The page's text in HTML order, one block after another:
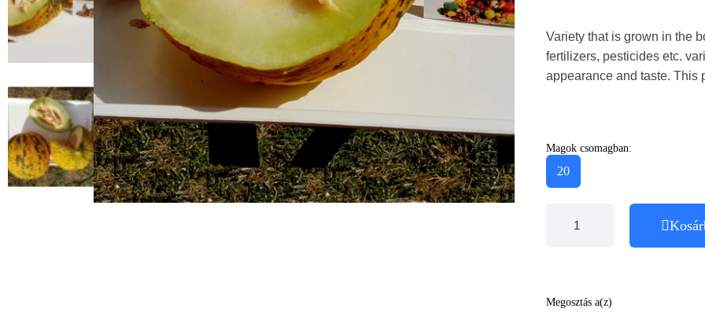
Variety that is grown in the
fertilizers, pesticides etc.
appearance and taste. This
Magok csomagban:
20
Megosztás a(z)